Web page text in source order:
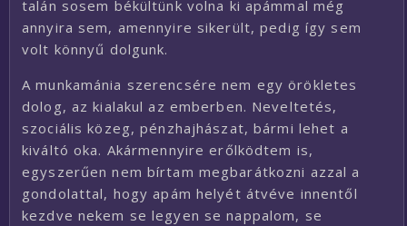
talán sosem békültünk volna ki apámmal még
annyira sem, amennyire sikerült, pedig így sem
volt könnyű dolgunk.
A munkamánia szerencsére nem egy örökletes
dolog, az kialakul az emberben. Neveltetés,
szociális közeg, pénzhajhászat, bármi lehet a
kiváltó oka. Akármennyire erőlködtem is,
egyszerűen nem bírtam megbarátkozni azzal a
gondolattal, hogy apám helyét átvéve innentől
kezdve nekem se legyen se nappalom, se